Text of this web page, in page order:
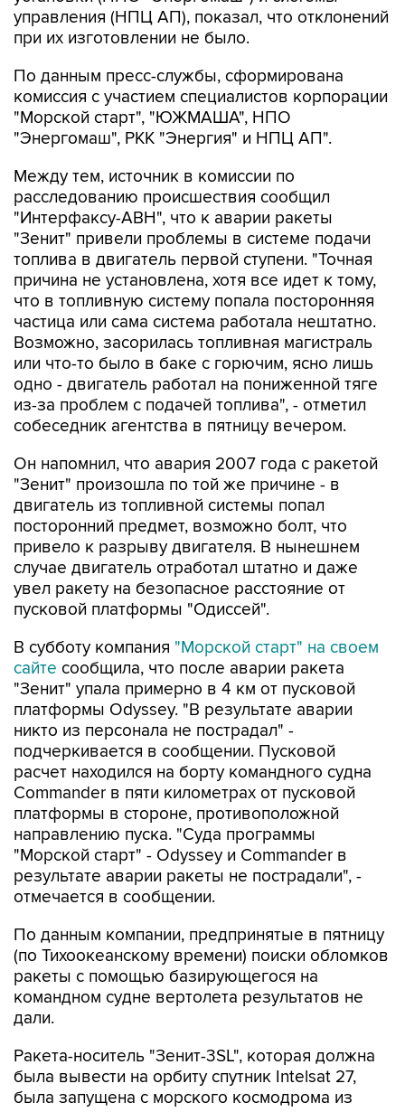
управления (НПЦ АП), показал, что отклонений
при их изготовлении не было.
По данным пресс-службы, сформирована
комиссия с участием специалистов корпорации
"Морской старт", "ЮЖМАША", НПО
"Энергомаш", РКК "Энергия" и НПЦ АП".
Между тем, источник в комиссии по
расследованию происшествия сообщил
"Интерфаксу-АВН", что к аварии ракеты
"Зенит" привели проблемы в системе подачи
топлива в двигатель первой ступени. "Точная
причина не установлена, хотя все идет к тому,
что в топливную систему попала посторонняя
частица или сама система работала нештатно.
Возможно, засорилась топливная магистраль
или что-то было в баке с горючим, ясно лишь
одно - двигатель работал на пониженной тяге
из-за проблем с подачей топлива", - отметил
собеседник агентства в пятницу вечером.
Он напомнил, что авария 2007 года с ракетой
"Зенит" произошла по той же причине - в
двигатель из топливной системы попал
посторонний предмет, возможно болт, что
привело к разрыву двигателя. В нынешнем
случае двигатель отработал штатно и даже
увел ракету на безопасное расстояние от
пусковой платформы "Одиссей".
В субботу компания "Морской старт" на своем
сайте сообщила, что после аварии ракета
"Зенит" упала примерно в 4 км от пусковой
платформы Odyssey. "В результате аварии
никто из персонала не пострадал" -
подчеркивается в сообщении. Пусковой
расчет находился на борту командного судна
Commander в пяти километрах от пусковой
платформы в стороне, противоположной
направлению пуска. "Суда программы
"Морской старт" - Odyssey и Commander в
результате аварии ракеты не пострадали", -
отмечается в сообщении.
По данным компании, предпринятые в пятницу
(по Тихоокеанскому времени) поиски обломков
ракеты с помощью базирующегося на
командном судне вертолета результатов не
дали.
Ракета-носитель "Зенит-3SL", которая должна
была вывести на орбиту спутник Intelsat 27,
была запущена с морского космодрома из